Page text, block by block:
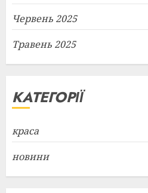
Червень 2025
Травень 2025
КАТЕГОРІЇ
краса
новини